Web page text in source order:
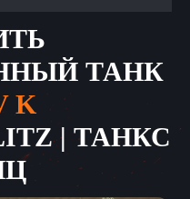
ТАНК
K
| ТАНКС